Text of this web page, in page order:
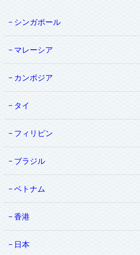
シンガポール
マレーシア
カンボジア
タイ
フィリピン
ブラジル
ベトナム
香港
日本